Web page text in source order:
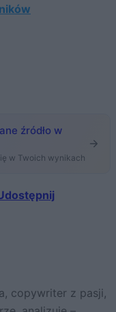
źródło w
w Twoich wynikach
copywriter z pasji,